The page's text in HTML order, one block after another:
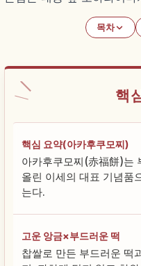
목차
핵
핵심 요약(아카후쿠모찌)
아카후쿠모찌(赤福餅)는
올린 이세의 대표 기념품
는다.
고운 앙금×부드러운 떡
찹쌀로 만든 부드러운 떡